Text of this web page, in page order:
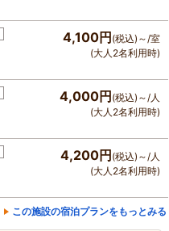
4,100円 (税込)～/室
(大人2名利用時)
4,000円 (税込)～/人
(大人2名利用時)
4,200円 (税込)～/人
(大人2名利用時)
この施設の宿泊プランをもっとみる